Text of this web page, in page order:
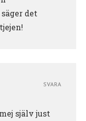
det
själv just
SVARA